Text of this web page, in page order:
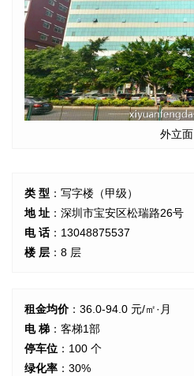
外立面
类 型 ：写字楼（甲级）
地 址 ：深圳市宝安区松瑞路26号
电 话：13048875537
楼 层 ：8 层
租金均价：36.0-94.0 元/㎡·月
电 梯 ：客梯1部
停车位 ：100 个
绿化率 ：30%